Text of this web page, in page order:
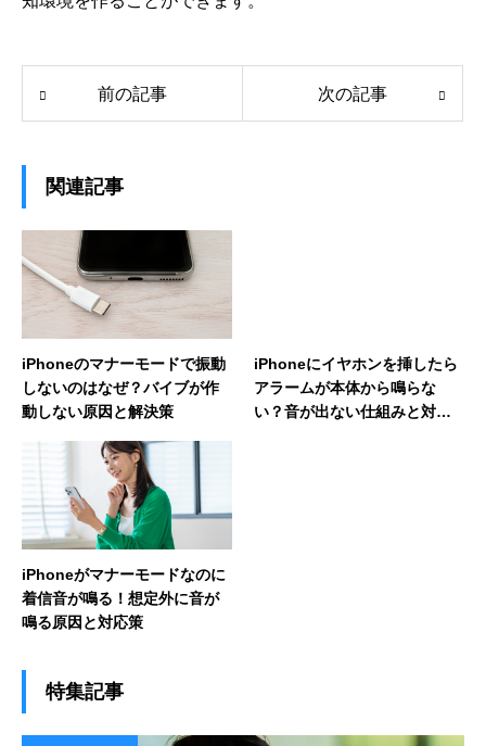
前の記事 次の記事
関連記事
iPhoneのマナーモードで振動
しないのはなぜ？バイブが作
動しない原因と解決策
iPhoneにイヤホンを挿したら
アラームが本体から鳴らな
い？音が出ない仕組みと対策
iPhoneがマナーモードなのに
着信音が鳴る！想定外に音が
鳴る原因と対応策
特集記事